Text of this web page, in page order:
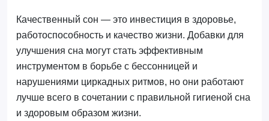
Качественный сон — это инвестиция в здоровье,
работоспособность и качество жизни. Добавки для
улучшения сна могут стать эффективным
инструментом в борьбе с бессонницей и
нарушениями циркадных ритмов, но они работают
лучше всего в сочетании с правильной гигиеной сна
и здоровым образом жизни.